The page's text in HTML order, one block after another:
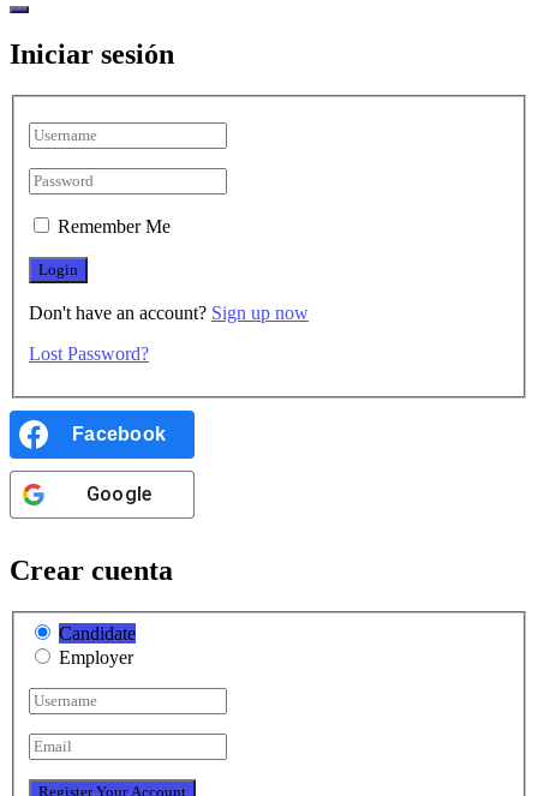
Iniciar sesión
Remember Me
Don't have an account? Sign up now
Lost Password?
Facebook
Google
Crear cuenta
Candidate
Employer